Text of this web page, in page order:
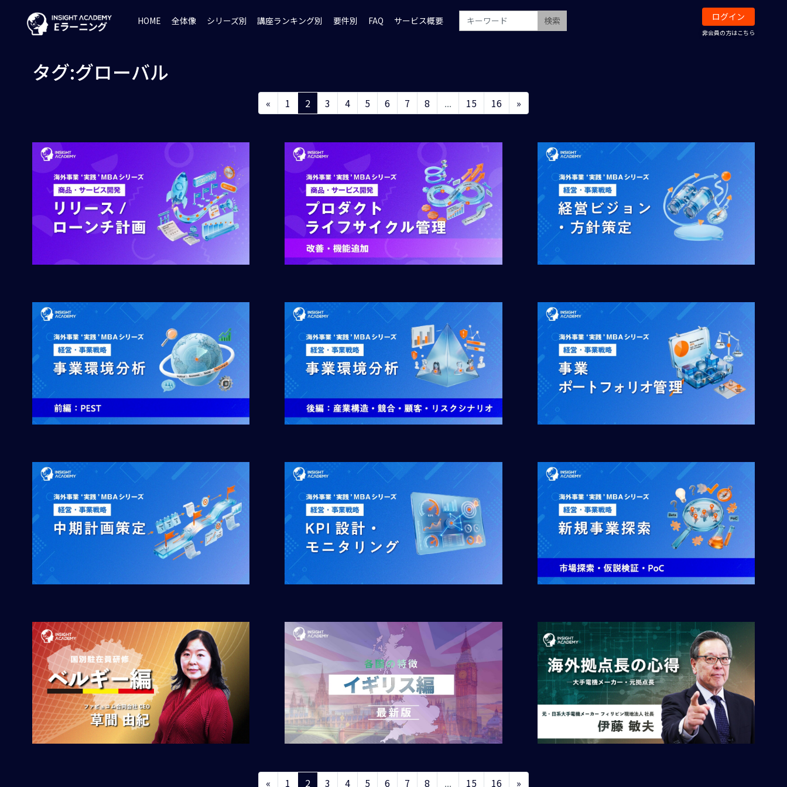
HOME 全体像 シリーズ別 講座ランキング別 要件別 FAQ サービス概要 検索 ログイン
非会員の方はこちら
タグ:グローバル
« 1 2 3 4 5 6 7 8 ... 15 16 »
« 1 2 3 4 5 6 7 8 ... 15 16 »